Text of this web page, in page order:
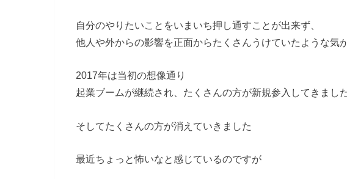
自分のやりたいことをいまいち押し通すことが出来ず、
他人や外からの影響を正面からたくさんうけていたような気
2017年は当初の想像通り
起業ブームが継続され、たくさんの方が新規参入してきまし
そしてたくさんの方が消えていきました
最近ちょっと怖いなと感じているのですが